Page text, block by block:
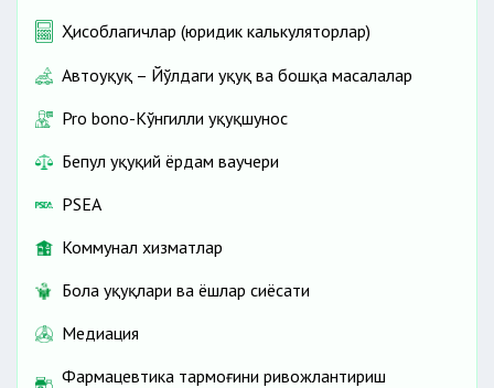
Ҳисоблагичлар (юридик калькуляторлар)
Автоҳуқуқ – Йўлдаги ҳуқуқ ва бошқа масалалар
Pro bono-Кўнгилли ҳуқуқшунос
Бепул ҳуқуқий ёрдам ваучери
PSEA
Коммунал хизматлар
Бола ҳуқуқлари ва ёшлар сиёсати
Медиация
Фармацевтика тармоғини ривожлантириш